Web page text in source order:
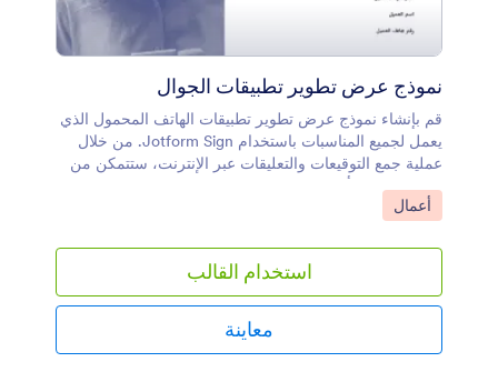
نموذج عرض تطوير تطبيقات الجوال
قم بإنشاء نموذج عرض تطوير تطبيقات الهاتف المحمول الذي
يعمل لجميع المناسبات باستخدام Jotform Sign. من خلال
عملية جمع التوقيعات والتعليقات عبر الإنترنت، ستتمكن من
إدارة توقيعات أعضاء فريقك في مكان واحد مناسب. شاركه
عبر البريد الإلكتروني أو قم بتضمينه في موقع فريق عملك
الأجهزة المحمولة هذا أمرًا بسيطًا وفعالًا باستخدام Jotform
Sign. قم بتحديث الشروط والأحكام وإضافة حقول النموذج أو
إزالتها وتغيير الخطوط والألوان وإجراء تغييرات تجميلية أخرى
دون الحاجة إلى ترميز. قم بإنشاء عرض التطبيق الخاص بك،
وأرسله مباشرة إلى فريقك، وابدأ في جمع التوقيعات
انتقل إلى الفئة:
أعمال
استخدام القالب
معاينة